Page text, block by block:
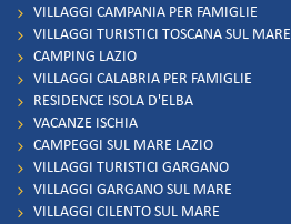
VILLAGGI CAMPANIA PER FAMIGLIE
VILLAGGI TURISTICI TOSCANA SUL MARE
CAMPING LAZIO
VILLAGGI CALABRIA PER FAMIGLIE
RESIDENCE ISOLA D'ELBA
VACANZE ISCHIA
CAMPEGGI SUL MARE LAZIO
VILLAGGI TURISTICI GARGANO
VILLAGGI GARGANO SUL MARE
VILLAGGI CILENTO SUL MARE